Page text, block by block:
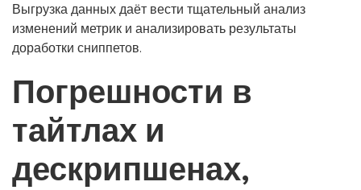
Выгрузка данных даёт вести тщательный анализ
изменений метрик и анализировать результаты
доработки сниппетов.
Погрешности в
тайтлах и
дескрипшенах,